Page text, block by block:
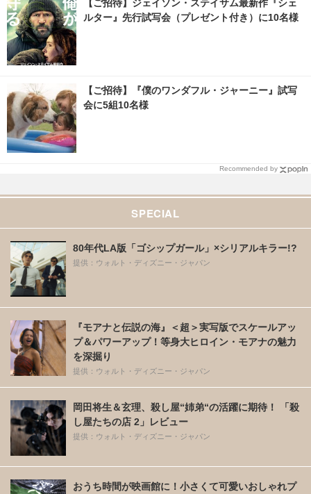
【ご招待】ジェイソン・ステイサム最新作『シェ
ルター』先行試写会（プレゼント付き）に10名様
【ご招待】『僕のワンダフル・ジャーニー』試写
会に5組10名様
Recommended by
SPECIAL
80年代LA版「ゴシップガール」×シリアルキラー!?
提供：ウォルト・ディズニー・ジャパン
『モアナと伝説の海』＜超＞実写版でスケールアッ
プ＆パワーアップ！等身大ヒロイン・モアナの魅力
を深掘り
提供：ウォルト・ディズニー・ジャパン
岡田将生＆玄理、殺し屋“姉弟“の活躍に期待！ 「殺
し屋たちの店 2」レビュー
提供：ウォルト・ディズニー・ジャパン
おうち時間が映画館に！小さくて可愛いおしゃれプ